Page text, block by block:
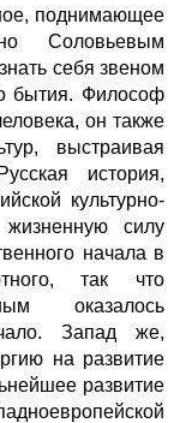
поднимающее
Соловьевым
себя звеном
бытия. Философ
он также
выстраивая
история,
культурно-
силу
начала в
так что
оказалось
Запад же,
на развитие
развитие